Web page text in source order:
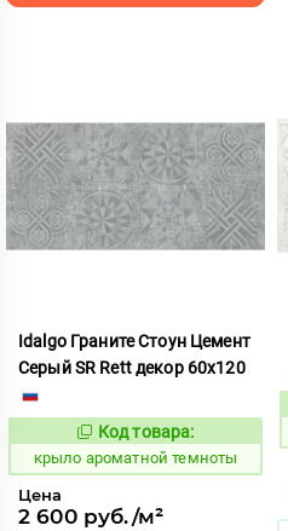
Idalgo Граните Стоун Цемент
Серый SR Rett декор 60x120
828477
Код товара:
крыло ароматной темноты
Цена
2 600 руб./м²